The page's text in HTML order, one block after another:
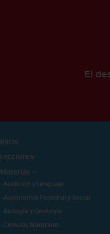
El
Inicio
Lecciones
Materias
- Audición y Lenguaje
- Autonomía Personal y Social
- Biología y Geología
- Ciencias Naturales